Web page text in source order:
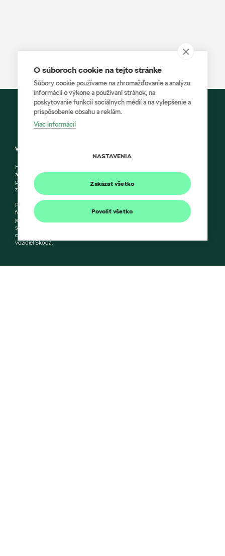
Vylúčenie zodpovednosti
HÍLEK a Škoda Auto Slovensko s.r.o. si vyhradzujú právo zmeny cien, farieb
a technických dát modelov tu zobrazených a opísaných bez
predchádzajúceho upozornenia. Autori servera si vyhradzujú právo chýb
zápisu a omylu.
Použité obrázky sú ilustračné a majú len informatívny charakter. Na
fotografiách môžu byť zobrazené modely s príplatkovou výbavou, ktorá nie
je štandardom pre modely v základnom prevedení. Pre bližšie informácie o
sortimente modelov, štandardných a mimoriadnych výbavách, aktuálnych
cenách, podmienkach a termínoch dodávok, kontaktujte nášho predajcu
vozidiel Škoda.
O súboroch cookie na tejto stránke
Súbory cookie používame na zhromažďovanie a analýzu
informácií o výkone a používaní stránok, na
poskytovanie funkcií sociálnych médií a na vylepšenie a
prispôsobenie obsahu a reklám.
Viac informácií
NASTAVENIA
Zakázať všetko
Povoliť všetko